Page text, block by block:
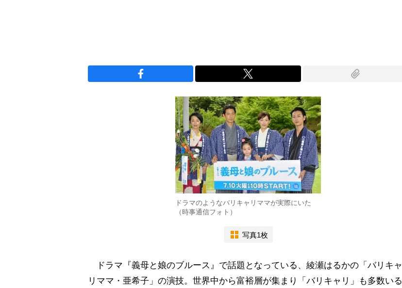
ドラマのようなバリキャリママが実際にいた
（時事通信フォト）
写真1枚
ドラマ『義母と娘のブルース』で話題となっている、綾瀬はるかの「バリキャ
リママ・亜希子」の演技。世界中から富裕層が集まり「バリキャリ」も多数いる